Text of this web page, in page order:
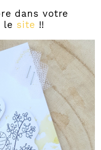
dans votre
lesite !!